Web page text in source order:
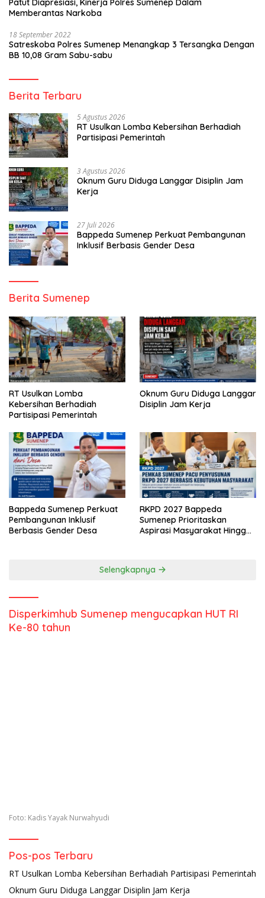
Patut Diapresiasi, Kinerja Polres Sumenep Dalam
Memberantas Narkoba
18 September 2022
Satreskoba Polres Sumenep Menangkap 3 Tersangka Dengan
BB 10,08 Gram Sabu-sabu
Berita Terbaru
5 Agustus 2026
RT Usulkan Lomba Kebersihan Berhadiah
Partisipasi Pemerintah
3 Agustus 2026
Oknum Guru Diduga Langgar Disiplin Jam
Kerja
27 Juli 2026
Bappeda Sumenep Perkuat Pembangunan
Inklusif Berbasis Gender Desa
Berita Sumenep
RT Usulkan Lomba
Kebersihan Berhadiah
Partisipasi Pemerintah
Oknum Guru Diduga Langgar
Disiplin Jam Kerja
Bappeda Sumenep Perkuat
Pembangunan Inklusif
Berbasis Gender Desa
RKPD 2027 Bappeda
Sumenep Prioritaskan
Aspirasi Masyarakat Hingga
Selengkapnya
Disperkimhub Sumenep mengucapkan HUT RI
Ke-80 tahun
Foto: Kadis Yayak Nurwahyudi
Pos-pos Terbaru
RT Usulkan Lomba Kebersihan Berhadiah Partisipasi Pemerintah
Oknum Guru Diduga Langgar Disiplin Jam Kerja